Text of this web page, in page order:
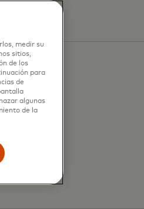
medir su
sitios,
de los
para
de
algunas
de la